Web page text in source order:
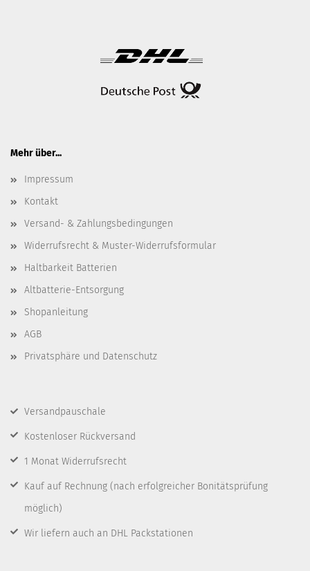
Mehr über...
Impressum
Kontakt
Versand- & Zahlungsbedingungen
Widerrufsrecht & Muster-Widerrufsformular
Haltbarkeit Batterien
Altbatterie-Entsorgung
Shopanleitung
AGB
Privatsphäre und Datenschutz
Versandpauschale
Kostenloser Rückversand
1 Monat Widerrufsrecht
Kauf auf Rechnung (nach erfolgreicher Bonitätsprüfung
möglich)
Wir liefern auch an DHL Packstationen